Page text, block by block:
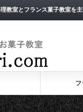
教室とフランス菓子教室を